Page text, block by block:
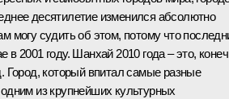
десятилетие изменился абсолютно
могу судить об этом, потому что
в 2001 году. Шанхай 2010 года – это,
Город, который впитал самые разные
из крупнейших культурных